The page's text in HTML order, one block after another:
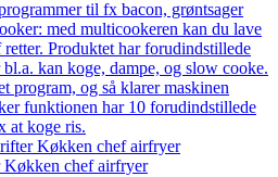
til fx bacon, grøntsager
med multicookeren kan du lave
Produktet har forudindstillede
bl.a. kan koge, dampe, og slow cooke.
program, og så klarer maskinen
funktionen har 10 forudindstillede
at koge ris.
Køkken chef airfryer
Køkken chef airfryer